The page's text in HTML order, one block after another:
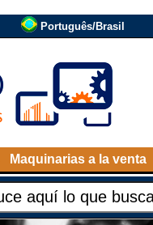
Português/Brasil
Maquinarias a la venta